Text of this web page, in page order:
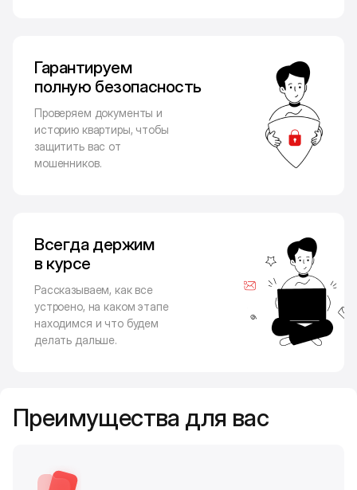
Гарантируем
полную безопасность
Проверяем документы и
историю квартиры, чтобы
защитить вас от
мошенников.
Всегда держим
в курсе
Рассказываем, как все
устроено, на каком этапе
находимся и что будем
делать дальше.
Преимущества для вас